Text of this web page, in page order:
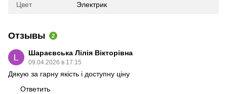
Цвет Электрик
Отзывы 2
Шараєвська Лілія Вікторівна
09.04.2026 в 17:15
Дякую за гарну якість і доступну ціну
Ответить